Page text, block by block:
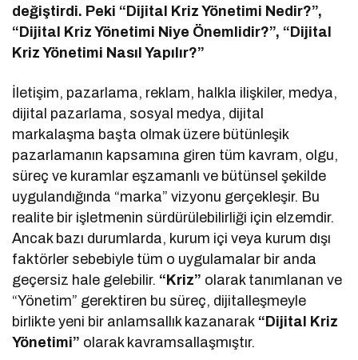
değiştirdi. Peki “Dijital Kriz Yönetimi Nedir?”,
“Dijital Kriz Yönetimi Niye Önemlidir?”, “Dijital
Kriz Yönetimi Nasıl Yapılır?”
İletişim, pazarlama, reklam, halkla ilişkiler, medya,
dijital pazarlama, sosyal medya, dijital
markalaşma başta olmak üzere bütünleşik
pazarlamanın kapsamına giren tüm kavram, olgu,
süreç ve kuramlar eşzamanlı ve bütünsel şekilde
uygulandığında “marka” vizyonu gerçekleşir. Bu
realite bir işletmenin sürdürülebilirliği için elzemdir.
Ancak bazı durumlarda, kurum içi veya kurum dışı
faktörler sebebiyle tüm o uygulamalar bir anda
geçersiz hale gelebilir. “Kriz” olarak tanımlanan ve
“Yönetim” gerektiren bu süreç, dijitalleşmeyle
birlikte yeni bir anlamsallık kazanarak “Dijital Kriz
Yönetimi” olarak kavramsallaşmıştır.